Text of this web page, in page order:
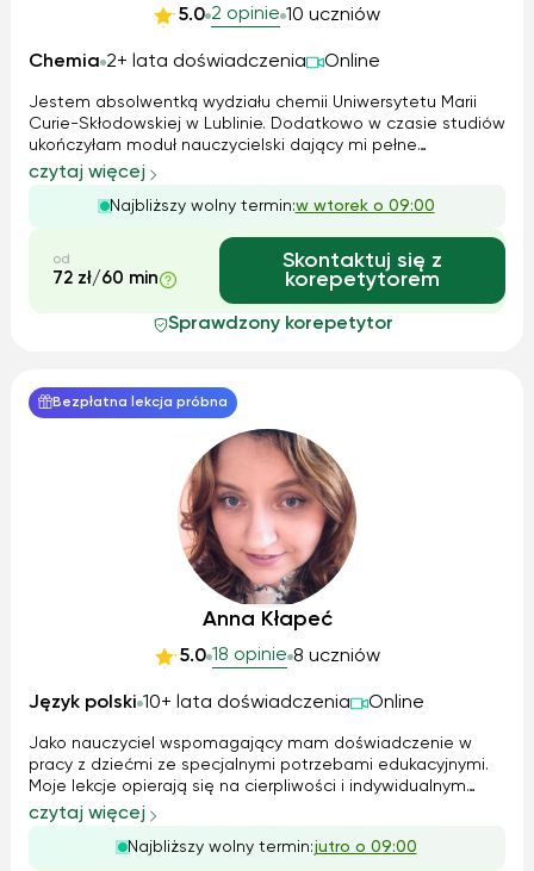
5.0 2 opinie 10 uczniów
Chemia 2+ lata doświadczenia Online
Jestem absolwentką wydziału chemii Uniwersytetu Marii
Curie-Skłodowskiej w Lublinie. Dodatkowo w czasie studiów
ukończyłam moduł nauczycielski dający mi pełne
przygotowanie pedagogiczne i metodyczne do pracy
nauczyciela chemii. Zdobytą podczas studiów wiedzę
dydaktyczną od dwóch lat rozwijam, prow...
czytaj więcej
Najbliższy wolny termin:w wtorek o 09:00
od
72 zł/60 min
Skontaktuj się z
korepetytorem
Sprawdzony korepetytor
Bezpłatna lekcja próbna
Anna Kłapeć
5.0 18 opinie 8 uczniów
Język polski 10+ lata doświadczenia Online
Jako nauczyciel wspomagający mam doświadczenie w
pracy z dziećmi ze specjalnymi potrzebami edukacyjnymi.
Moje lekcje opierają się na cierpliwości i indywidualnym
podejściu do ucznia. Stosuję zarówno metody teoretyczne,
jak i praktyczne, aby uczniowie mogli jak najlepiej
zrozumieć materiał. Korzystam...
czytaj więcej
Najbliższy wolny termin:jutro o 09:00